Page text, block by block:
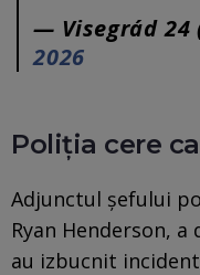
— Visegrád 24
2026
Poliția cere
Adjunctul șefului
Ryan Henderson,
au izbucnit